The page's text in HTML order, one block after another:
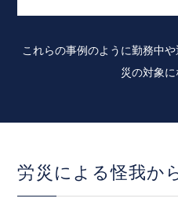
これらの事例のように勤務中
災の対象に
労災による怪我か